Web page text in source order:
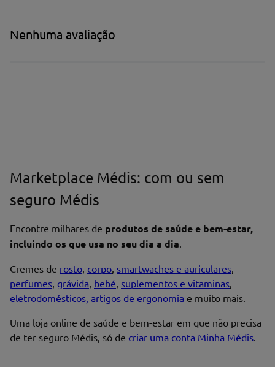
Nenhuma avaliação
Marketplace Médis: com ou sem
seguro Médis
Encontre milhares de produtos de saúde e bem-estar,
incluindo os que usa no seu dia a dia.
Cremes de rosto, corpo, smartwaches e auriculares,
perfumes, grávida, bebé, suplementos e vitaminas,
eletrodomésticos, artigos de ergonomia e muito mais.
Uma loja online de saúde e bem-estar em que não precisa
de ter seguro Médis, só de criar uma conta Minha Médis.